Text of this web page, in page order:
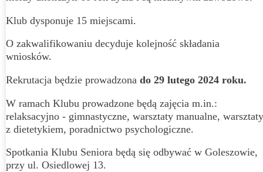
Klub dysponuje 15 miejscami.
O zakwalifikowaniu decyduje kolejność składania
wniosków.
Rekrutacja będzie prowadzona do 29 lutego 2024 roku.
W ramach Klubu prowadzone będą zajęcia m.in.:
relaksacyjno - gimnastyczne, warsztaty manualne, warsztaty
z dietetykiem, poradnictwo psychologiczne.
Spotkania Klubu Seniora będą się odbywać w Goleszowie,
przy ul. Osiedlowej 13.